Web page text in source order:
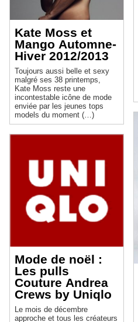
Kate Moss et
Mango Automne-
Hiver 2012/2013
Toujours aussi belle et sexy
malgré ses 38 printemps,
Kate Moss reste une
incontestable icône de mode
enviée par les jeunes tops
models du moment (…)
Mode de noël :
Les pulls
Couture Andrea
Crews by Uniqlo
Le mois de décembre
approche et tous les créateurs